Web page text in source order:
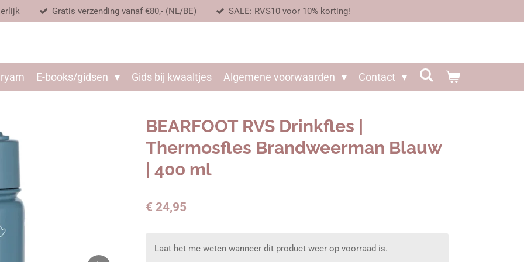
Gratis verzending vanaf €80,- (NL/BE) SALE: RVS10 voor 10% korting!
E-books/gidsen Gids bij kwaaltjes Algemene voorwaarden Contact
BEARFOOT RVS Drinkfles |
Thermosfles Brandweerman Blauw
| 400 ml
€ 24,95
Laat het me weten wanneer dit product weer op voorraad is.